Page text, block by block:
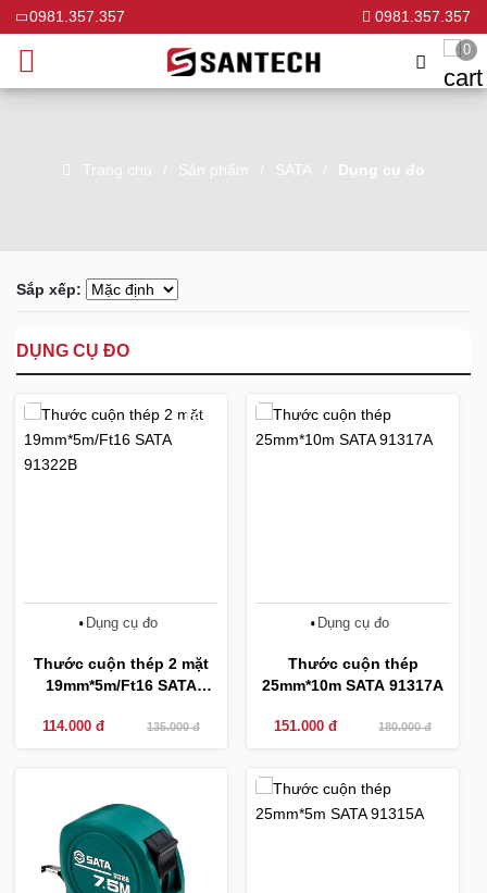
0981.357.357 0981.357.357
0
Trang chủ Sản phẩm SATA Dụng cụ đo
Sắp xếp:
DỤNG CỤ ĐO
Dụng cụ đo
Thước cuộn thép 2 mặt
19mm*5m/Ft16 SATA
114.000 đ 135.000 đ
-16%
Dụng cụ đo
Thước cuộn thép
25mm*10m SATA 91317A
151.000 đ 180.000 đ